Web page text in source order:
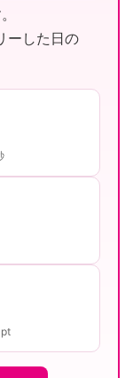
ーした日の